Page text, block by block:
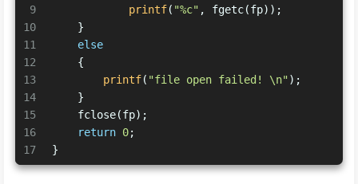
9
10
11
12
13
14
15
16
17
printf( "%c" , fgetc(fp));
    }
else
    {
printf( "file open failed! \n");
    }
    fclose(fp);
return 0;
}